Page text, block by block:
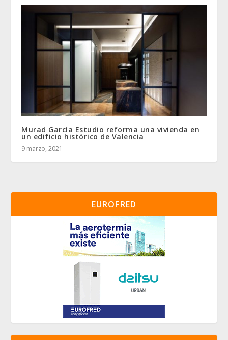
Murad García Estudio reforma una vivienda en
un edificio histórico de Valencia
9 marzo, 2021
EUROFRED